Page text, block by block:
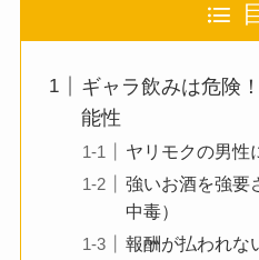
ギャラ飲みは危険
能性
ヤリモクの男性
強いお酒を強要
中毒）
報酬が払われな